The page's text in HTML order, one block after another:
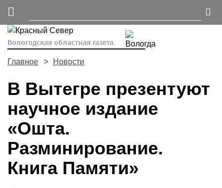
Вологодская областная газета.
Главное Новости
В Вытегре презентуют
научное издание
«Ошта.
Разминирование.
Книга Памяти»